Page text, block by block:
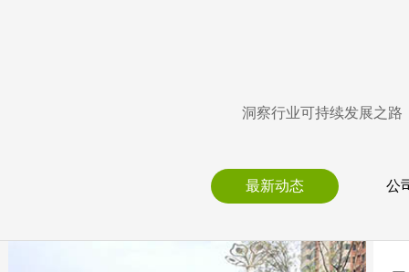
洞察行业可持续发展之路
最新动态 公